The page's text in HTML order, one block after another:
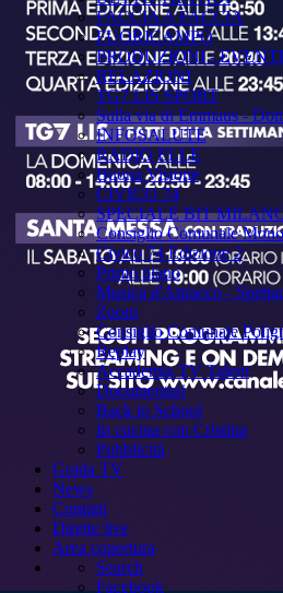
FACCIA A FACCIA
FUORICAMPO
PRODUZIONI - EVENTI
RELAZIONI
TG7 LIS SPORT
Sulla via di Emmaus -
INFOSALUTE
RADIO ELLE
Buona Visione
CIVICO 74
SPECIALE BIT
Consiglio Comunale
Civico 74 Edizione 2
Primo piano
Musica d'Attracco -
Zoom
Consiglio Comunale
Replay
Accademia TV Talent
Documentari
Back to School
In cucina con Cristina
Pubblicità
Guida TV
News
Contatti
Dirette live
Area copertura
Search
Facebook